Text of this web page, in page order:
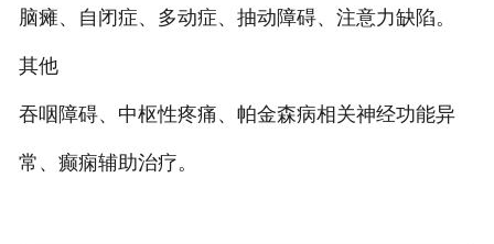
脑瘫、自闭症、多动症、抽动障碍、注意力缺陷。
其他
吞咽障碍、中枢性疼痛、帕金森病相关神经功能异
常、癫痫辅助治疗。